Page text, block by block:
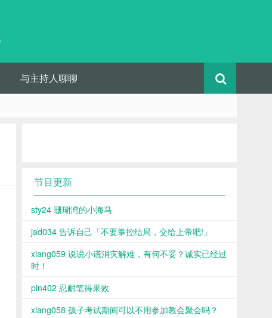
与主持人聊聊
节目更新
sty24 珊瑚湾的小海马
jad034 告诉自己「不要掌控结局，交给上帝吧!」
xiang059 说说小谎消灾解难，有何不妥？诚实已经过
时！
pin402 忍耐笔得果效
xiang058 孩子考试期间可以不用参加教会聚会吗？